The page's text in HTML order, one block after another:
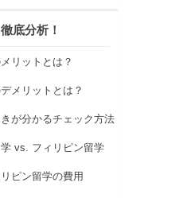
底分析！
リットとは？
メリットとは？
が分かるチェック方法
vs. フィリピン留学
ピン留学の費用